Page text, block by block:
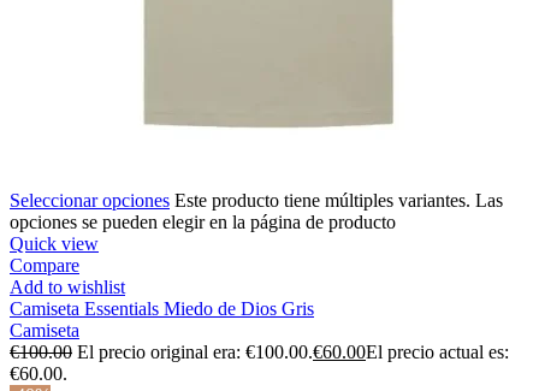
Seleccionar opciones Este producto tiene múltiples variantes. Las
opciones se pueden elegir en la página de producto
Quick view
Compare
Add to wishlist
Camiseta Essentials Miedo de Dios Gris
Camiseta
€100.00 El precio original era: €100.00.€60.00El precio actual es:
€60.00.